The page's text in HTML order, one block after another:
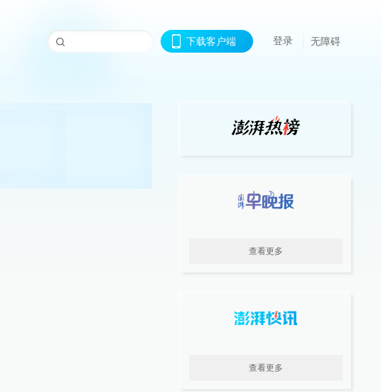
下载客户端 登录 无障碍
查看更多
查看更多